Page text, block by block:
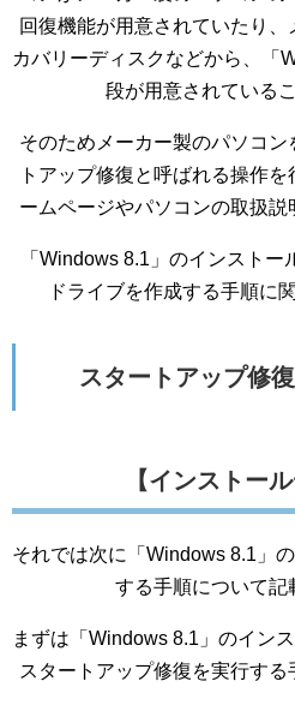
回復機能が用意されていたり、
カバリーディスクなどから、「
段が用意されている
そのためメーカー製のパソコ
トアップ修復と呼ばれる操作
ームページやパソコンの取扱説
「Windows 8.1」のインスト
ドライブを作成する手順に
スタートアップ修
【インストー
それでは次に「Windows 8.1」
する手順について記
まずは「Windows 8.1」のイン
スタートアップ修復を実行する